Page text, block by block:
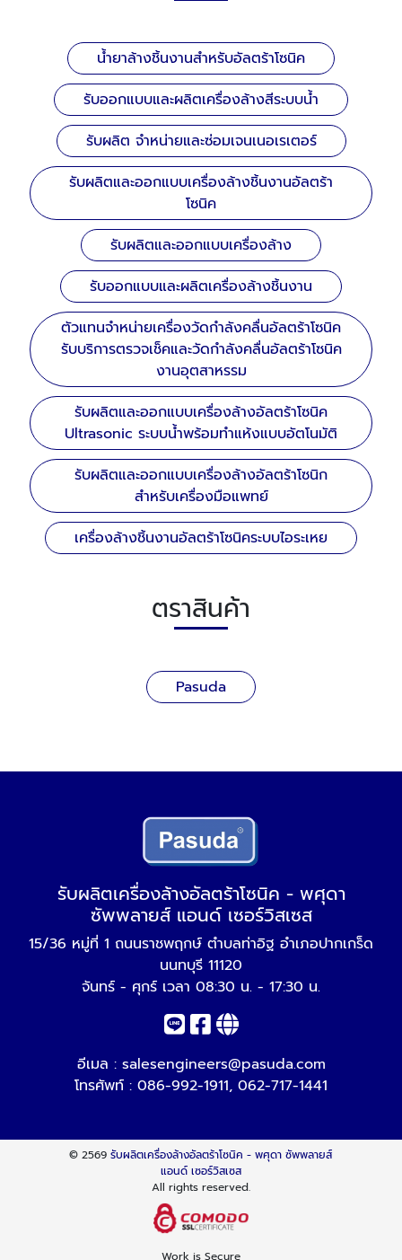
น้ำยาล้างชิ้นงานสำหรับอัลตร้าโซนิค
รับออกแบบและผลิตเครื่องล้างสีระบบน้ำ
รับผลิต จำหน่ายและซ่อมเจนเนอเรเตอร์
รับผลิตและออกแบบเครื่องล้างชิ้นงานอัลตร้า
โซนิค
รับผลิตและออกแบบเครื่องล้าง
รับออกแบบและผลิตเครื่องล้างชิ้นงาน
ตัวแทนจำหน่ายเครื่องวัดกำลังคลื่นอัลตร้าโซนิค
รับบริการตรวจเช็คและวัดกำลังคลื่นอัลตร้าโซนิค
งานอุตสาหรรม
รับผลิตและออกแบบเครื่องล้างอัลตร้าโซนิค
Ultrasonic ระบบน้ำพร้อมทำแห้งแบบอัตโนมัติ
รับผลิตและออกแบบเครื่องล้างอัลตร้าโซนิก
สำหรับเครื่องมือแพทย์
เครื่องล้างชิ้นงานอัลตร้าโซนิคระบบไอระเหย
ตราสินค้า
Pasuda
รับผลิตเครื่องล้างอัลตร้าโซนิค - พศุดา
ซัพพลายส์ แอนด์ เซอร์วิสเซส
15/36 หมู่ที่ 1 ถนนราชพฤกษ์ ตำบลท่าอิฐ อำเภอปากเกร็ด
นนทบุรี 11120
จันทร์ - ศุกร์ เวลา 08:30 น. - 17:30 น.
อีเมล : salesengineers@pasuda.com
โทรศัพท์ : 086-992-1911, 062-717-1441
© 2569รับผลิตเครื่องล้างอัลตร้าโซนิค - พศุดา ซัพพลายส์
แอนด์ เซอร์วิสเซส
All rights reserved.
Work is Secure